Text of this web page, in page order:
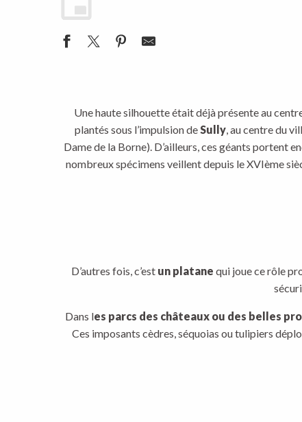
Une haute silhouette était déjà présente au
plantés sous l’impulsion deSully, au centre du
Dame de la Borne). D’ailleurs, ces géants portent
nombreux spécimens veillent depuis le XVIème
D’autres fois, c’est un platane qui joue ce rôle
Dans les parcs des châteaux ou des belles
Ces imposants cèdres, séquoias ou tulipiers